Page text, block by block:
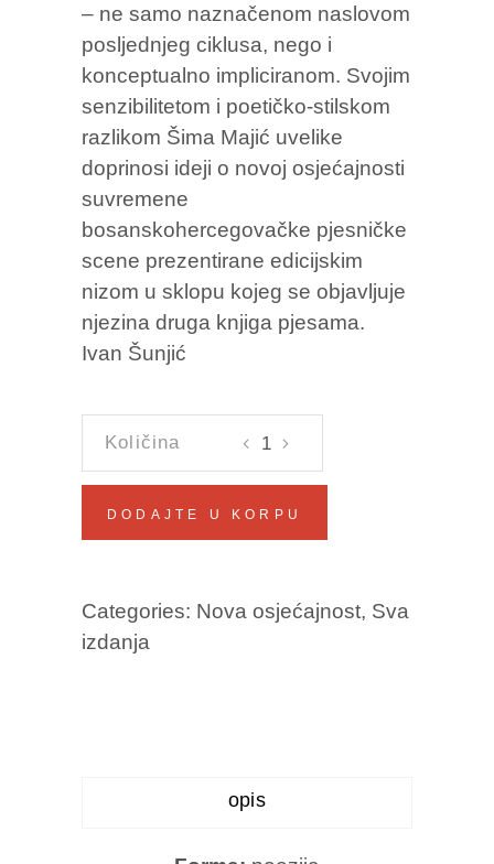
– ne samo naznačenom naslovom
posljednjeg ciklusa, nego i
konceptualno impliciranom. Svojim
senzibilitetom i poetičko-stilskom
razlikom Šima Majić uvelike
doprinosi ideji o novoj osjećajnosti
suvremene
bosanskohercegovačke pjesničke
scene prezentirane edicijskim
nizom u sklopu kojeg se objavljuje
njezina druga knjiga pjesama.
Ivan Šunjić
BADMINTON
Šima
DODAJTE U KORPU
Categories: Nova osjećajnost, Sva
izdanja
opis